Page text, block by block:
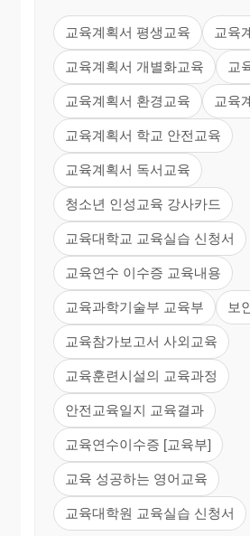
교육계획서 평생교육 교육
교육계획서 개별화교육 교
교육계획서 환경교육 교육
교육계획서 학교 안전교육
교육계획서 독서교육
청소년 인성교육 강사카드
교육대학교 교육실습 신청서
교육연수 이수증 교육내용
교육과학기술부 교육부 보
교육참가보고서 사외교육
교육훈련시설의 교육과정
안전교육일지 교육결과
교육연수이수증 [교육부]
교육 성공하는 영어교육
교육대학원 교육실습 신청서